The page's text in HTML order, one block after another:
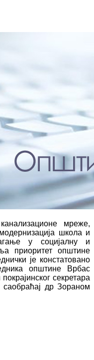
мреже,
школа и
у социјалну и
приоритет општине
је констатовано
општине Врбас
секретара
саобраћај др Зораном